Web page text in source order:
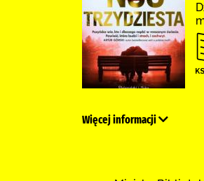
Więcej informacji